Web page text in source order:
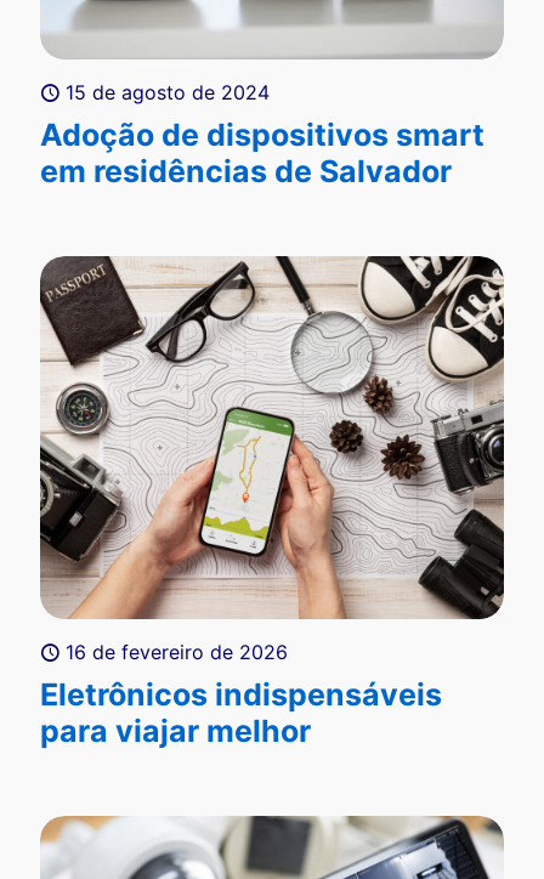
15 de agosto de 2024
Adoção de dispositivos smart
em residências de Salvador
16 de fevereiro de 2026
Eletrônicos indispensáveis
para viajar melhor